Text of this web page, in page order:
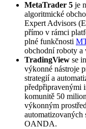
MetaTrader 5 je
algoritmické
Expert Advisors
přímo v rámci
plné funkčnosti
obchodní roboty a
TradingView se
výkonné nástroje
strategií a
předpřipravenými
komunitě 50
výkonným
automatizovaných
OANDA.